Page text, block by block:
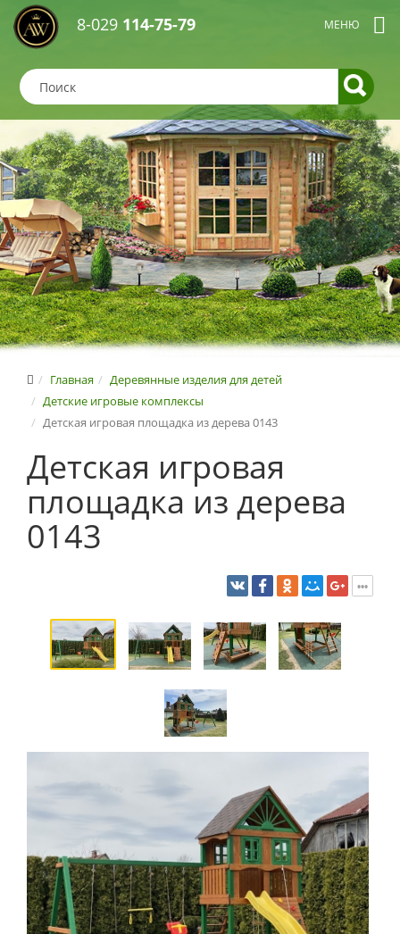
8-029 114-75-79
Главная
Деревянные изделия для детей
Детские игровые комплексы
Детская игровая площадка из дерева 0143
Детская игровая
площадка из дерева
0143